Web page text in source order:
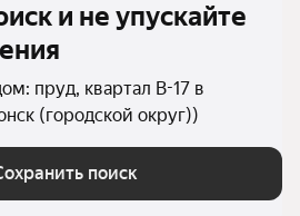
и не упускайте
пруд, квартал В-17 в
(городской округ))
поиск